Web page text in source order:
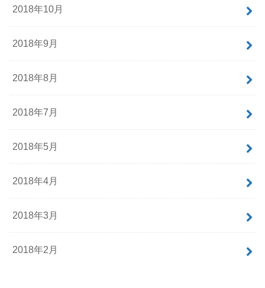
2018年10月
2018年9月
2018年8月
2018年7月
2018年5月
2018年4月
2018年3月
2018年2月